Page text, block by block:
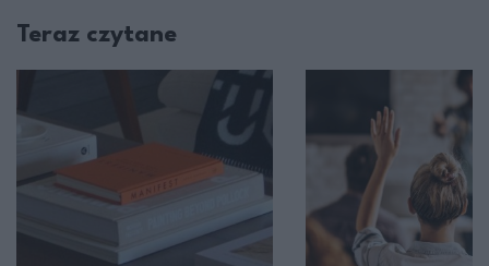
Teraz czytane